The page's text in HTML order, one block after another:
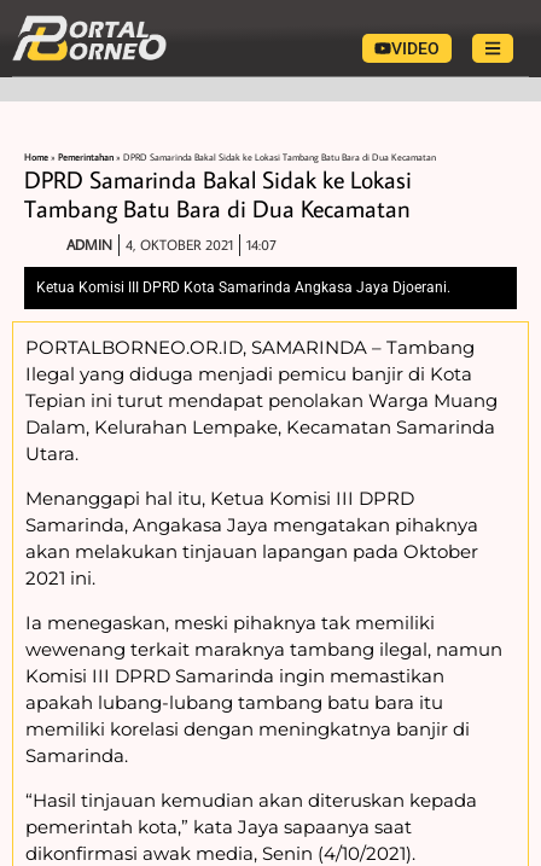
VIDEO
Home » Pemerintahan » DPRD Samarinda Bakal Sidak ke Lokasi Tambang Batu Bara di Dua Kecamatan
DPRD Samarinda Bakal Sidak ke Lokasi
Tambang Batu Bara di Dua Kecamatan
ADMIN 4, OKTOBER 2021 14:07
Ketua Komisi III DPRD Kota Samarinda Angkasa Jaya Djoerani.
PORTALBORNEO.OR.ID, SAMARINDA – Tambang
Ilegal yang diduga menjadi pemicu banjir di Kota
Tepian ini turut mendapat penolakan Warga Muang
Dalam, Kelurahan Lempake, Kecamatan Samarinda
Utara.
Menanggapi hal itu, Ketua Komisi III DPRD
Samarinda, Angakasa Jaya mengatakan pihaknya
akan melakukan tinjauan lapangan pada Oktober
2021 ini.
Ia menegaskan, meski pihaknya tak memiliki
wewenang terkait maraknya tambang ilegal, namun
Komisi III DPRD Samarinda ingin memastikan
apakah lubang-lubang tambang batu bara itu
memiliki korelasi dengan meningkatnya banjir di
Samarinda.
“Hasil tinjauan kemudian akan diteruskan kepada
pemerintah kota,” kata Jaya sapaanya saat
dikonfirmasi awak media, Senin (4/10/2021).